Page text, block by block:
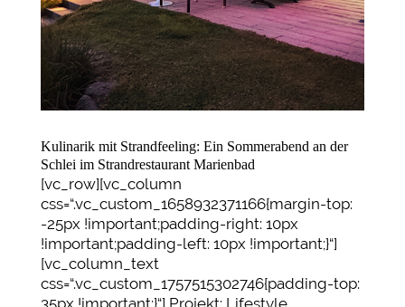
Kulinarik mit Strandfeeling: Ein Sommerabend an der
Schlei im Strandrestaurant Marienbad
[vc_row][vc_column
css=“.vc_custom_1658932371166{margin-top:
-25px !important;padding-right: 10px
!important;padding-left: 10px !important;}“]
[vc_column_text
css=“.vc_custom_1757515302746{padding-top:
35px !important;}“] Projekt: Lifestyle...